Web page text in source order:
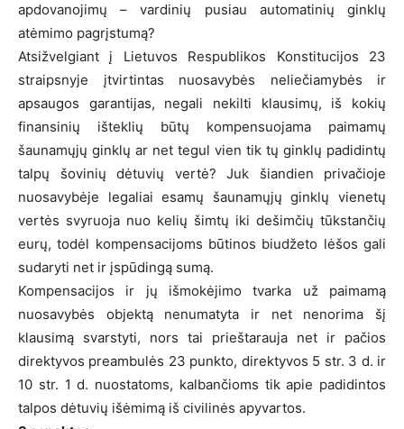
apdovanojimų – vardinių pusiau automatinių ginklų
atėmimo pagrįstumą?
Atsižvelgiant į Lietuvos Respublikos Konstitucijos 23
straipsnyje įtvirtintas nuosavybės neliečiamybės ir
apsaugos garantijas, negali nekilti klausimų, iš kokių
finansinių išteklių būtų kompensuojama paimamų
šaunamųjų ginklų ar net tegul vien tik tų ginklų padidintų
talpų šovinių dėtuvių vertė? Juk šiandien privačioje
nuosavybėje legaliai esamų šaunamųjų ginklų vienetų
vertės svyruoja nuo kelių šimtų iki dešimčių tūkstančių
eurų, todėl kompensacijoms būtinos biudžeto lėšos gali
sudaryti net ir įspūdingą sumą.
Kompensacijos ir jų išmokėjimo tvarka už paimamą
nuosavybės objektą nenumatyta ir net nenorima šį
klausimą svarstyti, nors tai prieštarauja net ir pačios
direktyvos preambulės 23 punkto, direktyvos 5 str. 3 d. ir
10 str. 1 d. nuostatoms, kalbančioms tik apie padidintos
talpos dėtuvių išėmimą iš civilinės apyvartos.